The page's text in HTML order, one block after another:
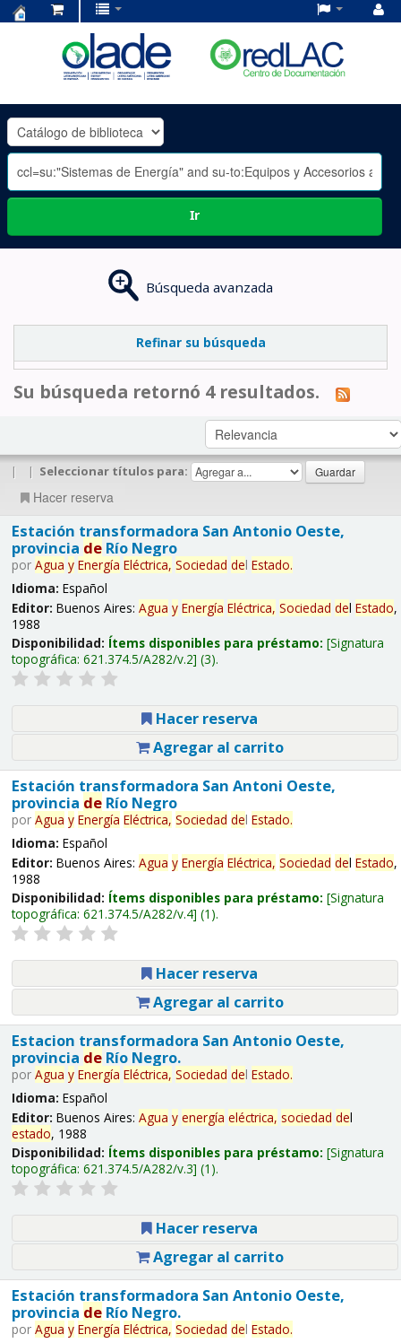
OLADE
-
Ir
Búsqueda avanzada
Refinar su búsqueda
Su búsqueda retornó 4 resultados.
| | Seleccionar títulos para:
Hacer reserva
Estación transformadora San Antonio Oeste,
provincia deRío Negro
por Agua y Energía Eléctrica, Sociedad del Estado.
Idioma: Español
Editor: Buenos Aires: Agua y Energía Eléctrica, Sociedad del Estado,
1988
Disponibilidad: Ítems disponibles para préstamo: Signatura
topográfica: 621.374.5/A282/v.2 (3).
Hacer reserva
Agregar al carrito
Estación transformadora San Antoni Oeste,
provincia deRío Negro
por Agua y Energía Eléctrica, Sociedad del Estado.
Idioma: Español
Editor: Buenos Aires: Agua y Energía Eléctrica, Sociedad del Estado,
1988
Disponibilidad: Ítems disponibles para préstamo: Signatura
topográfica: 621.374.5/A282/v.4 (1).
Hacer reserva
Agregar al carrito
Estacion transformadora San Antonio Oeste,
provincia deRío Negro.
por Agua y Energía Eléctrica, Sociedad del Estado.
Idioma: Español
Editor: Buenos Aires: Agua y energía eléctrica, sociedad del
estado, 1988
Disponibilidad: Ítems disponibles para préstamo: Signatura
topográfica: 621.374.5/A282/v.3 (1).
Hacer reserva
Agregar al carrito
Estación transformadora San Antonio Oeste,
provincia deRío Negro.
por Agua y Energía Eléctrica, Sociedad del Estado.